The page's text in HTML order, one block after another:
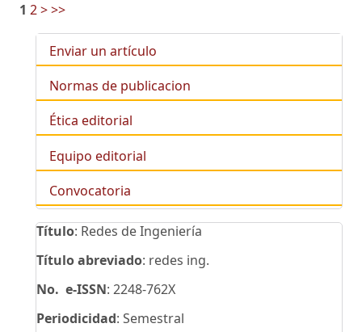
1 2>>>
Enviar un artículo
Normas de publicacion
Ética editorial
Equipo editorial
Convocatoria
Título: Redes de Ingeniería
Título abreviado: redes ing.
No. e-ISSN: 2248-762X
Periodicidad: Semestral